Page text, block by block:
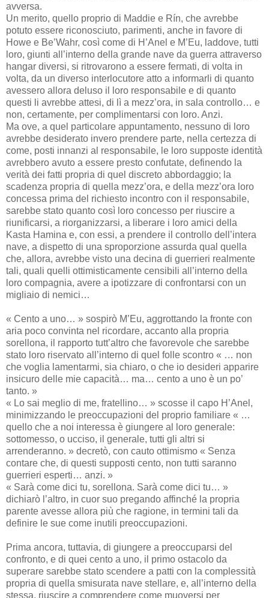
avversa.
Un merito, quello proprio di Maddie e Rín, che avrebbe
potuto essere riconosciuto, parimenti, anche in favore di
Howe e Be’Wahr, così come di H’Anel e M’Eu, laddove, tutti
loro, giunti all’interno della grande nave da guerra attraverso
hangar diversi, si ritrovarono a essere fermati, di volta in
volta, da un diverso interlocutore atto a informarli di quanto
avessero allora deluso il loro responsabile e di quanto
questi li avrebbe attesi, di lì a mezz’ora, in sala controllo… e
non, certamente, per complimentarsi con loro. Anzi.
Ma ove, a quel particolare appuntamento, nessuno di loro
avrebbe desiderato invero prendere parte, nella certezza di
come, posti innanzi al responsabile, le loro supposte identità
avrebbero avuto a essere presto confutate, definendo la
verità dei fatti propria di quel discreto abbordaggio; la
scadenza propria di quella mezz’ora, e della mezz’ora loro
concessa prima del richiesto incontro con il responsabile,
sarebbe stato quanto così loro concesso per riuscire a
riunificarsi, a riorganizzarsi, a liberare i loro amici della
Kasta Hamina e, con essi, a prendere il controllo dell’intera
nave, a dispetto di una sproporzione assurda qual quella
che, allora, avrebbe visto una decina di guerrieri realmente
tali, quali quelli ottimisticamente censibili all’interno della
loro compagnia, avere a ipotizzare di confrontarsi con un
migliaio di nemici…
« Cento a uno… » sospirò M’Eu, aggrottando la fronte con
aria poco convinta nel ricordare, accanto alla propria
sorellona, il rapporto tutt’altro che favorevole che sarebbe
stato loro riservato all’interno di quel folle scontro « … non
che voglia lamentarmi, sia chiaro, o che io desideri apparire
insicuro delle mie capacità… ma… cento a uno è un po’
tanto. »
« Lo sai meglio di me, fratellino… » scosse il capo H’Anel,
minimizzando le preoccupazioni del proprio familiare « …
quello che a noi interessa è giungere al loro generale:
sottomesso, o ucciso, il generale, tutti gli altri si
arrenderanno. » decretò, con cauto ottimismo « Senza
contare che, di questi supposti cento, non tutti saranno
guerrieri esperti… anzi. »
« Sarà come dici tu, sorellona. Sarà come dici tu… »
dichiarò l’altro, in cuor suo pregando affinché la propria
parente avesse allora più che ragione, in termini tali da
definire le sue come inutili preoccupazioni.
Prima ancora, tuttavia, di giungere a preoccuparsi del
confronto, e di quei cento a uno, il primo ostacolo da
superare sarebbe stato scendere a patti con la complessità
propria di quella smisurata nave stellare, e, all’interno della
stessa, riuscire a comprendere come muoversi per